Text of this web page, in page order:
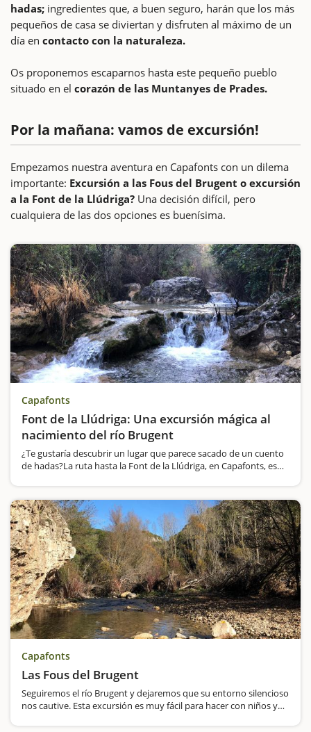
hadas; ingredientes que, a buen seguro, harán que los más
pequeños de casa se diviertan y disfruten al máximo de un
día en contacto con la naturaleza.
Os proponemos escaparnos hasta este pequeño pueblo
situado en el corazón de las Muntanyes de Prades.
Por la mañana: vamos de excursión!
Empezamos nuestra aventura en Capafonts con un dilema
importante: Excursión a las Fous del Brugent o excursión
a la Font de la Llúdriga? Una decisión difícil, pero
cualquiera de las dos opciones es buenísima.
Capafonts
Font de la Llúdriga: Una excursión mágica al
nacimiento del río Brugent
¿Te gustaría descubrir un lugar que parece sacado de un cuento
de hadas?La ruta hasta la Font de la Llúdriga, en Capafonts, es
Capafonts
Las Fous del Brugent
Seguiremos el río Brugent y dejaremos que su entorno silencioso
nos cautive. Esta excursión es muy fácil para hacer con niños y